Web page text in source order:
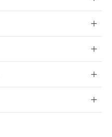
員登録
了までの期間は出
することから備考
りました。
割愛しておりま